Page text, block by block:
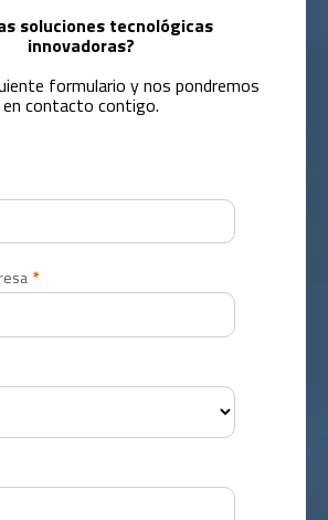
soluciones tecnológicas
innovadoras?
formulario y nos pondremos
en contacto contigo.
*